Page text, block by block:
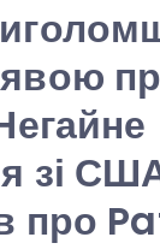
зі
про